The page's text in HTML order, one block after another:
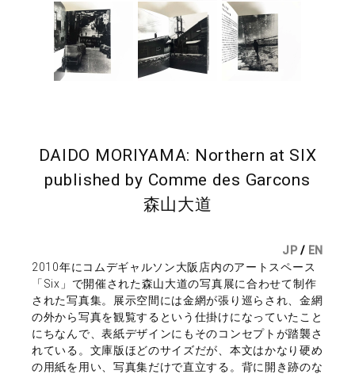
DAIDO MORIYAMA: Northern at SIX
published by Comme des Garcons
森山大道
JP / EN
2010年にコムデギャルソン大阪店内のアートスペース
「Six」で開催された森山大道の写真展に合わせて制作
された写真集。展示空間には金網が張り巡らされ、金網
の外から写真を観覧するという仕掛けになっていたこと
にちなんで、表紙デザインにもそのコンセプトが踏襲さ
れている。文庫版ほどのサイズだが、本文はかなり硬め
の用紙を用い、写真集だけで直立する。背に開き跡のな